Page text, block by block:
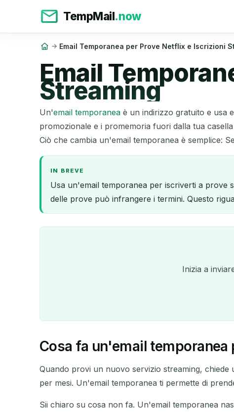
TempMail.now
Email Temporanea per Prove Netflix e Iscrizioni
Email
Streaming
Un'email temporanea è un indirizzo gratuito e usa
promozionale e i promemoria fuori dalla tua
Ciò che cambia un'email temporanea è semplice:
IN BREVE
Usa un'email temporanea per iscriverti a prove
delle prove può infrangere i termini. Questo
Inizia a
Cosa fa un'email
Quando provi un nuovo servizio streaming,
per mesi. Un'email temporanea ti permette di
Sii chiaro su cosa non fa. Un'email temporanea